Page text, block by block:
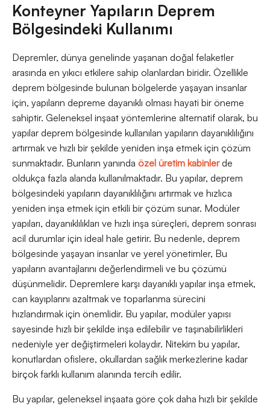
Konteyner Yapıların Deprem
Bölgesindeki Kullanımı
Depremler, dünya genelinde yaşanan doğal felaketler
arasında en yıkıcı etkilere sahip olanlardan biridir. Özellikle
deprem bölgesinde bulunan bölgelerde yaşayan insanlar
için, yapıların depreme dayanıklı olması hayati bir öneme
sahiptir. Geleneksel inşaat yöntemlerine alternatif olarak, bu
yapılar deprem bölgesinde kullanılan yapıların dayanıklılığını
artırmak ve hızlı bir şekilde yeniden inşa etmek için çözüm
sunmaktadır. Bunların yanında özel üretim kabinlerde
oldukça fazla alanda kullanılmaktadır. Bu yapılar, deprem
bölgesindeki yapıların dayanıklılığını artırmak ve hızlıca
yeniden inşa etmek için etkili bir çözüm sunar. Modüler
yapıları, dayanıklılıkları ve hızlı inşa süreçleri, deprem sonrası
acil durumlar için ideal hale getirir. Bu nedenle, deprem
bölgesinde yaşayan insanlar ve yerel yönetimler, Bu
yapıların avantajlarını değerlendirmeli ve bu çözümü
düşünmelidir. Depremlere karşı dayanıklı yapılar inşa etmek,
can kayıplarını azaltmak ve toparlanma sürecini
hızlandırmak için önemlidir. Bu yapılar, modüler yapısı
sayesinde hızlı bir şekilde inşa edilebilir ve taşınabilirlikleri
nedeniyle yer değiştirmeleri kolaydır. Nitekim bu yapılar,
konutlardan ofislere, okullardan sağlık merkezlerine kadar
birçok farklı kullanım alanında tercih edilir.
Bu yapılar, geleneksel inşaata göre çok daha hızlı bir şekilde